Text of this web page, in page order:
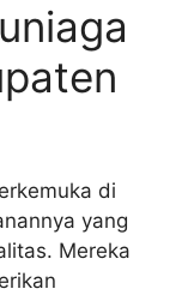
di
yang
Mereka